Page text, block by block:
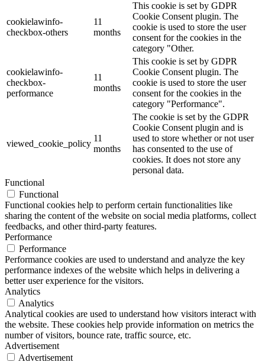
cookielawinfo-
checkbox-others
11
months
This cookie is set by GDPR
Cookie Consent plugin. The
cookie is used to store the user
consent for the cookies in the
category "Other.
cookielawinfo-
checkbox-
performance
11
months
This cookie is set by GDPR
Cookie Consent plugin. The
cookie is used to store the user
consent for the cookies in the
category "Performance".
viewed_cookie_policy
11
months
The cookie is set by the GDPR
Cookie Consent plugin and is
used to store whether or not user
has consented to the use of
cookies. It does not store any
personal data.
Functional
Functional
Functional cookies help to perform certain functionalities like
sharing the content of the website on social media platforms, collect
feedbacks, and other third-party features.
Performance
Performance
Performance cookies are used to understand and analyze the key
performance indexes of the website which helps in delivering a
better user experience for the visitors.
Analytics
Analytics
Analytical cookies are used to understand how visitors interact with
the website. These cookies help provide information on metrics the
number of visitors, bounce rate, traffic source, etc.
Advertisement
Advertisement